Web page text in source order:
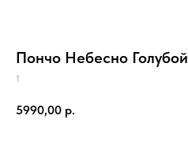
Пончо Небесно Голубой
1
5990,00 р.